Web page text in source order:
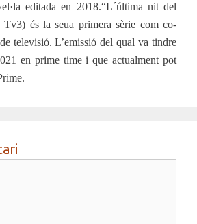
editada en 2018.“L´última nit del
Tv3) és la seua primera sèrie com co-
televisió. L’emissió del qual va tindre
en prime time i queactualment pot